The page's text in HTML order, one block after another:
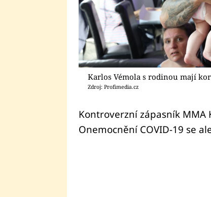
Karlos Vémola s rodinou mají
Zdroj: Profimedia.cz
Kontroverzní zápasník MMA
Onemocnění COVID-19 se